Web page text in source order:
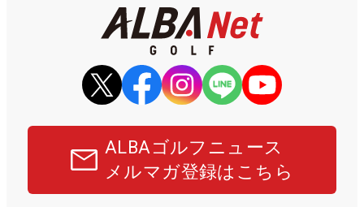
ALBAゴルフニュース
メルマガ登録はこちら